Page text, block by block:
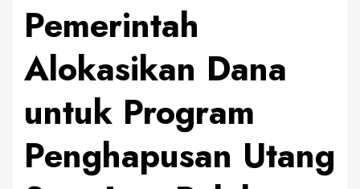
Pemerintah
Alokasikan Dana
untuk Program
Penghapusan Utang